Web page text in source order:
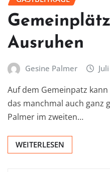
Ausruhen
Gesine Palmer
Auf dem Gemeinpatz
das manchmal auch ganz
Palmer im zweiten…
WEITERLESEN